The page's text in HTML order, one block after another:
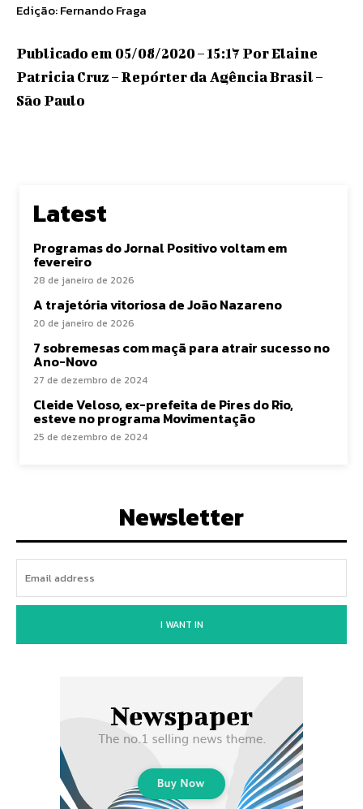
Edição: Fernando Fraga
Publicado em 05/08/2020 – 15:17 Por Elaine
Patricia Cruz – Repórter da Agência Brasil –
São Paulo
Latest
Programas do Jornal Positivo voltam em
fevereiro
28 de janeiro de 2026
A trajetória vitoriosa de João Nazareno
20 de janeiro de 2026
7 sobremesas com maçã para atrair sucesso no
Ano-Novo
27 de dezembro de 2024
Cleide Veloso, ex-prefeita de Pires do Rio,
esteve no programa Movimentação
25 de dezembro de 2024
Newsletter
I WANT IN